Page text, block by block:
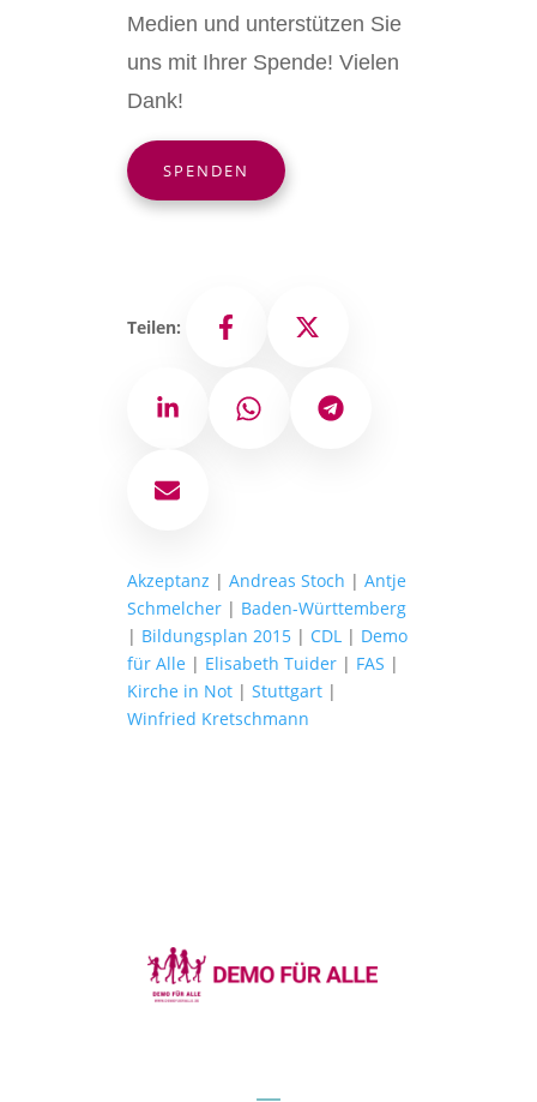
Medien und unterstützen Sie
uns mit Ihrer Spende! Vielen
Dank!
SPENDEN
Teilen: Facebook X
LinkedIn WhatsAppTelegram
E-Mail
Akzeptanz | Andreas Stoch | Antje
Schmelcher| Baden-Württemberg
| Bildungsplan 2015| CDL| Demo
für Alle | Elisabeth Tuider| FAS |
Kirche in Not| Stuttgart|
Winfried Kretschmann